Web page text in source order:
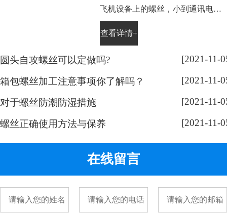
飞机设备上的螺丝，小到通讯电子
设备手表上的小螺丝。不知道大家
平时有没有留意，手表螺丝大部分
奇，跟随小编脚步来带大家了解一
下： 手表螺丝属于精密螺丝，之所
工方式决定的。手表精密螺丝，是
采用车加工出来的，头部...
查看详情+
圆头自攻螺丝可以定做吗? [2021-11-
箱包螺丝加工注意事项你了解吗？ [2021-11-
对于螺丝防潮防湿措施 [2021-11-
螺丝正确使用方法与保养 [2021-11-
在线留言